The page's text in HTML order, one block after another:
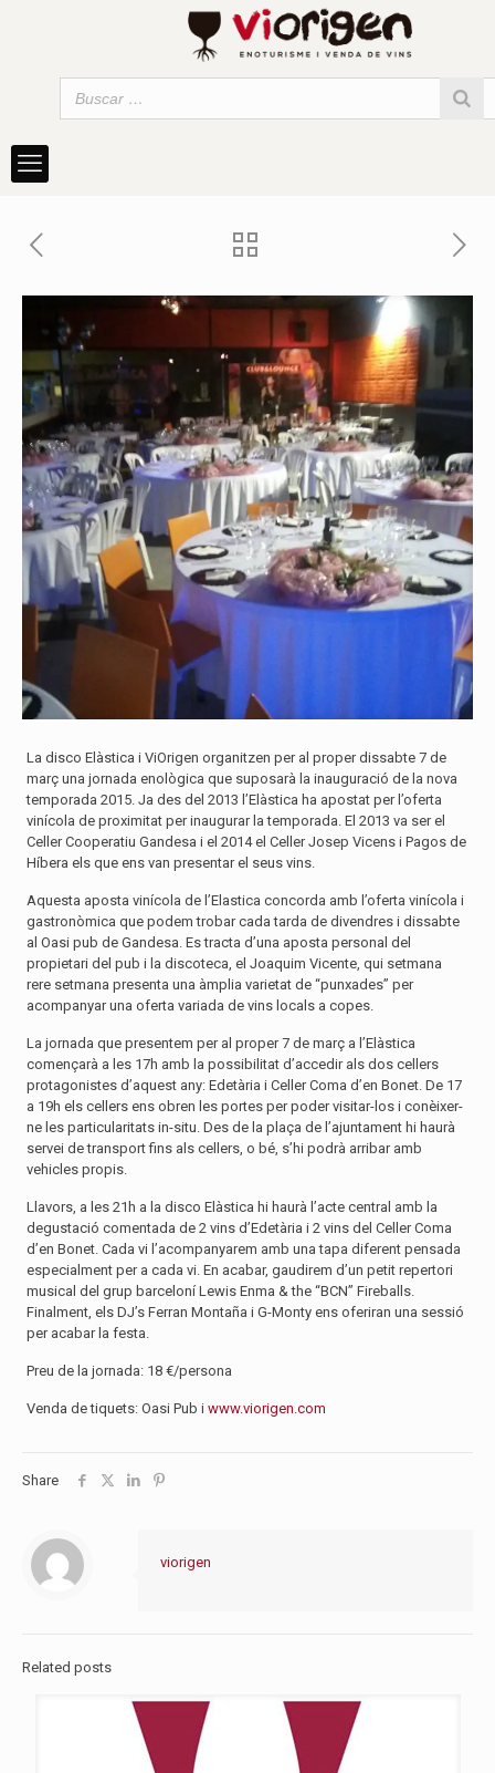
La disco Elàstica i ViOrigen organitzen per al proper dissabte 7 de
març una jornada enològica que suposarà la inauguració de la nova
temporada 2015. Ja des del 2013 l’Elàstica ha apostat per l’oferta
vinícola de proximitat per inaugurar la temporada. El 2013 va ser el
Celler Cooperatiu Gandesa i el 2014 el Celler Josep Vicens i Pagos de
Híbera els que ens van presentar el seus vins.
Aquesta aposta vinícola de l’Elastica concorda amb l’oferta vinícola i
gastronòmica que podem trobar cada tarda de divendres i dissabte
al Oasi pub de Gandesa. Es tracta d’una aposta personal del
propietari del pub i la discoteca, el Joaquim Vicente, qui setmana
rere setmana presenta una àmplia varietat de “punxades” per
acompanyar una oferta variada de vins locals a copes.
La jornada que presentem per al proper 7 de març a l’Elàstica
començarà a les 17h amb la possibilitat d’accedir als dos cellers
protagonistes d’aquest any: Edetària i Celler Coma d’en Bonet. De 17
a 19h els cellers ens obren les portes per poder visitar-los i conèixer-
ne les particularitats in-situ. Des de la plaça de l’ajuntament hi haurà
servei de transport fins als cellers, o bé, s’hi podrà arribar amb
vehicles propis.
Llavors, a les 21h a la disco Elàstica hi haurà l’acte central amb la
degustació comentada de 2 vins d’Edetària i 2 vins del Celler Coma
d’en Bonet. Cada vi l’acompanyarem amb una tapa diferent pensada
especialment per a cada vi. En acabar, gaudirem d’un petit repertori
musical del grup barceloní Lewis Enma & the “BCN” Fireballs.
Finalment, els DJ’s Ferran Montaña i G-Monty ens oferiran una sessió
per acabar la festa.
Preu de la jornada: 18 €/persona
Venda de tiquets: Oasi Pub iwww.viorigen.com
Share
viorigen
Related posts